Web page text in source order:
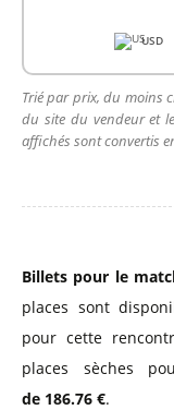
USD
Trié par prix, du moins
du site du vendeur et
affichés sont convertis
Billets pour le
places sont
pour cette
places sèches
de 186.76 €.